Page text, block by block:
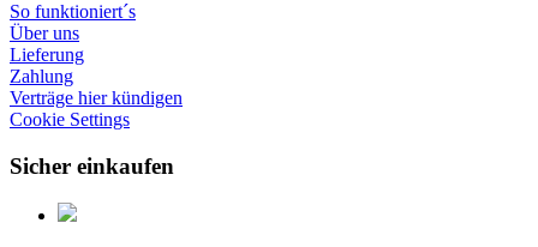
So funktioniert´s
Über uns
Lieferung
Zahlung
Verträge hier kündigen
Cookie Settings
Sicher einkaufen